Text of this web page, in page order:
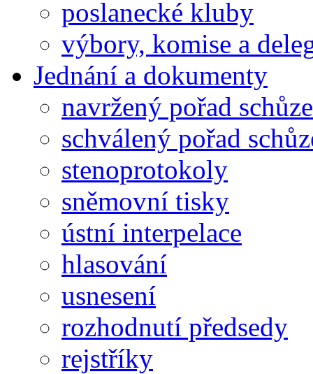
poslanecké kluby
výbory, komise a
Jednání a dokumenty
navržený pořad schůze
schválený pořad
stenoprotokoly
sněmovní tisky
ústní interpelace
hlasování
usnesení
rozhodnutí předsedy
rejstříky